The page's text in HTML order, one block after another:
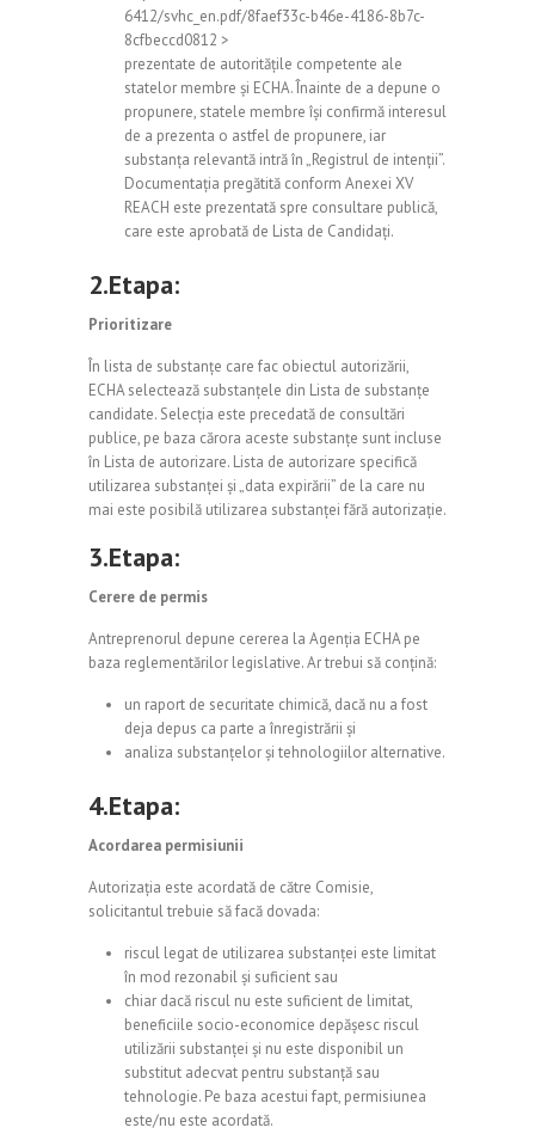
6412/svhc_en.pdf/8faef33c-b46e-4186-8b7c-
8cfbeccd0812 >
prezentate de autoritățile competente ale
statelor membre și ECHA. Înainte de a depune o
propunere, statele membre își confirmă interesul
de a prezenta o astfel de propunere, iar
substanța relevantă intră în „Registrul de intenții”.
Documentația pregătită conform Anexei XV
REACH este prezentată spre consultare publică,
care este aprobată de Lista de Candidați.
2.Etapa:
Prioritizare
În lista de substanțe care fac obiectul autorizării,
ECHA selectează substanțele din Lista de substanțe
candidate. Selecția este precedată de consultări
publice, pe baza cărora aceste substanțe sunt incluse
în Lista de autorizare. Lista de autorizare specifică
utilizarea substanței și „data expirării” de la care nu
mai este posibilă utilizarea substanței fără autorizație.
3.Etapa:
Cerere de permis
Antreprenorul depune cererea la Agenția ECHA pe
baza reglementărilor legislative. Ar trebui să conțină:
un raport de securitate chimică, dacă nu a fost
deja depus ca parte a înregistrării și
analiza substanțelor și tehnologiilor alternative.
4.Etapa:
Acordarea permisiunii
Autorizația este acordată de către Comisie,
solicitantul trebuie să facă dovada:
riscul legat de utilizarea substanței este limitat
în mod rezonabil și suficient sau
chiar dacă riscul nu este suficient de limitat,
beneficiile socio-economice depășesc riscul
utilizării substanței și nu este disponibil un
substitut adecvat pentru substanță sau
tehnologie. Pe baza acestui fapt, permisiunea
este/nu este acordată.